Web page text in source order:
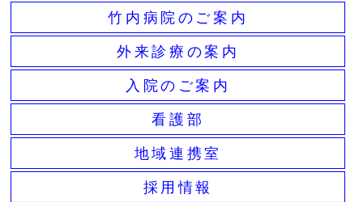
竹内病院のご案内
外来診療の案内
入院のご案内
看護部
地域連携室
採用情報